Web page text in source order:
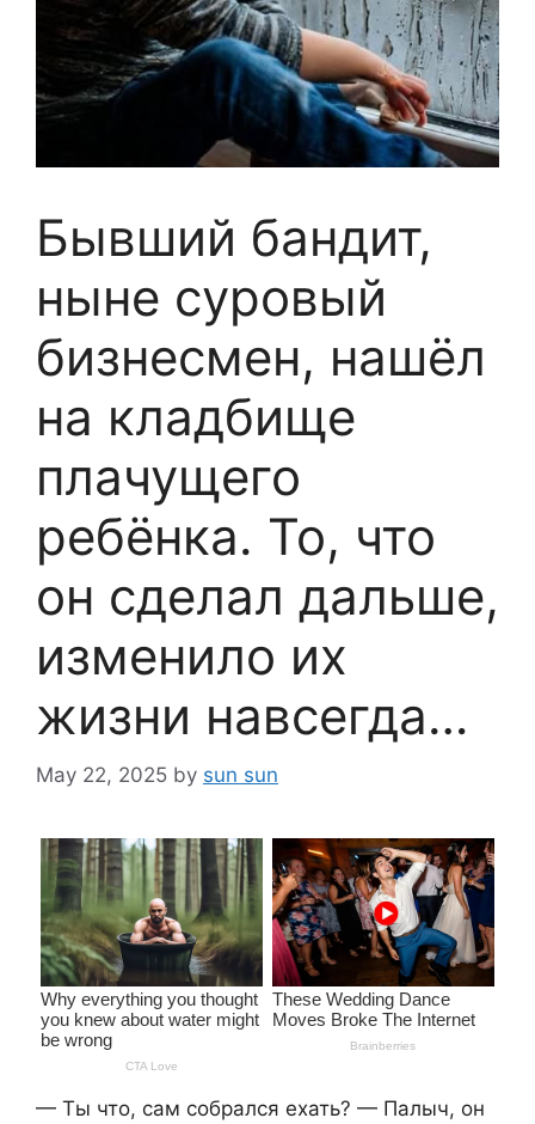
Бывший бандит,
ныне суровый
бизнесмен, нашёл
на кладбище
плачущего
ребёнка. То, что
он сделал дальше,
изменило их
жизни навсегда…
May 22, 2025 by sun sun
— Ты что, сам собрался ехать? — Палыч, он